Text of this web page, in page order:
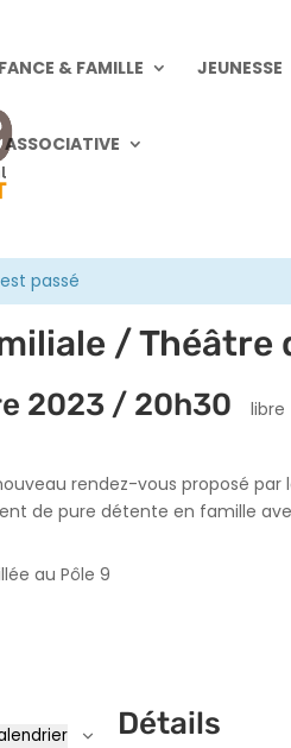
& FAMILLE JEUNESSE
ASSOCIATIVE
passé
/ Théâtre
2023 / 20h30 libre
nouveau rendez-vous proposé
de pure détente en famille
au Pôle 9
Détails